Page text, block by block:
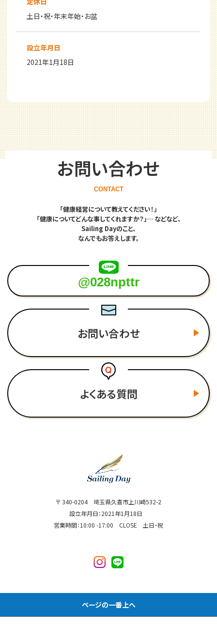
土日・祝・年末年始・お盆
設立年月日
2021年1月18日
お問い合わせ
CONTACT
「健康経営について教えてください！」
「健康についてどんな事してくれますか？」… などなど、
Sailing Dayのこと、
なんでもお答えします。
@028npttr
お問い合わせ
よくある質問
〒 340-0204 埼玉県久喜市上川崎532-2
設立年月日：2021年1月18日
営業時間：10:00 -17:00 CLOSE 土日・祝
ページの一番上へ